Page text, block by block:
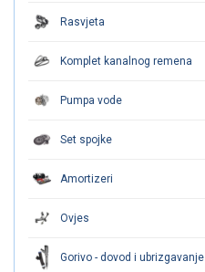
Rasvjeta
Komplet kanalnog remena
Pumpa vode
Set spojke
Amortizeri
Ovjes
Gorivo - dovod i ubrizgavanje